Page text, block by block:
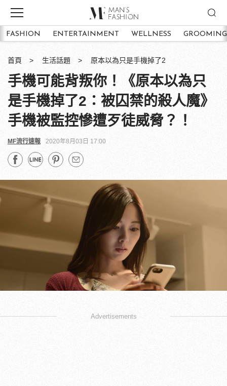
FASHION ENTERTAINMENT WELLNESS GROOMING
首頁 生活話題 原本以為只是手機掉了2
手機可能背叛你！《原本以為只
是手機掉了2：被囚禁的殺人魔》
手機被監控慘遭歹徒威脅？！
MF流行速報 2020年8月03日 17:00
Advertisements